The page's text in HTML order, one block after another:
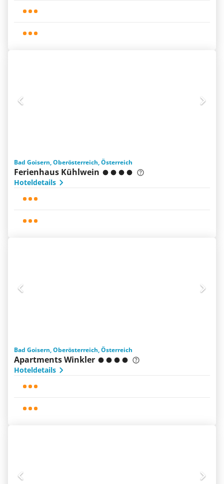
Bad Goisern, Oberösterreich, Österreich
Ferienhaus Kühlwein
Hoteldetails
Bad Goisern, Oberösterreich, Österreich
Apartments Winkler
Hoteldetails